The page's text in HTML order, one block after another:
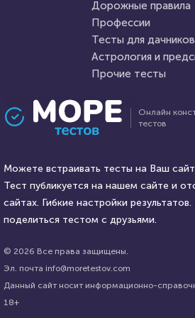
20 февраля 2022 14140
Прочие тесты
живопись, скульптура,
музыка. Какие тайны его
великих творцов вам
известны?
AlexYasnovidov HTML - код
5 октября 2021 27183
Проходили 135 раз
Ребусы №5
Онлайн
тестов
Можете встраивать тесты на Ваш
Тест публикуется на нашем сайте и
сайтах. Гибкие настройки
поделиться тестом с друзьями.
© 2026 Все права защищены.
Эл. почта info@moretestov.com
Данный сайт носит информационно-
18+
Дорожные правила
Профессии
Тесты для дачников
Астрология и
Прочие тесты